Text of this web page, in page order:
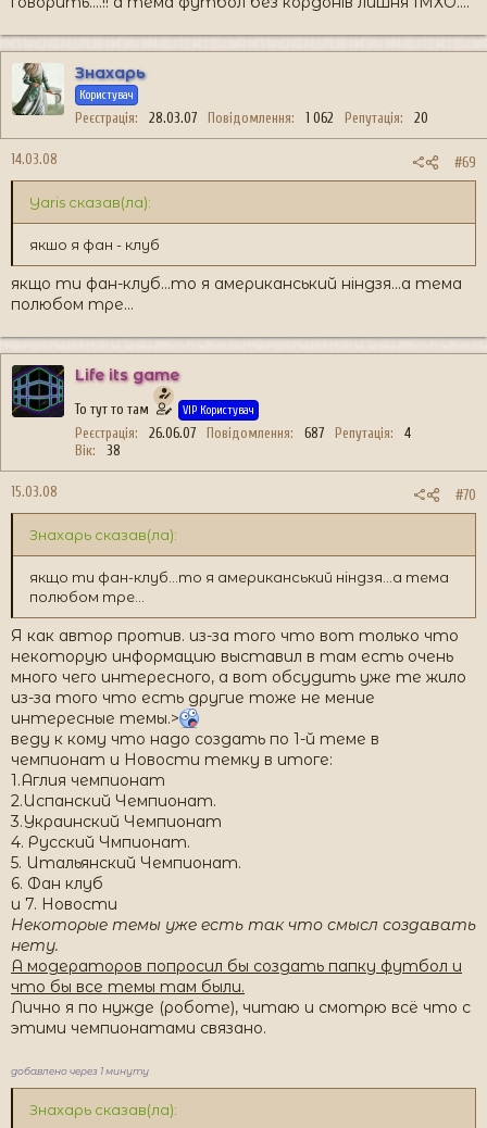
Знахарь
Користувач
Реєстрація 28.03.07 Повідомлення 1 062 Репутація 20
14.03.08 #69
Yaris сказав(ла):
якшо я фан - клуб
якщо ти фан-клуб...то я американський ніндзя...а тема
полюбом тре...
Life its game
То тут то там VIP Користувач
Реєстрація 26.06.07 Повідомлення 687 Репутація
4
Вік
38
15.03.08 #70
Знахарь сказав(ла):
якщо ти фан-клуб...то я американський ніндзя...а тема
полюбом тре...
Я как автор против. из-за того что вот только что
некоторую информацию выставил в там есть очень
много чего интересного, а вот обсудить уже те жило
из-за того что есть другие тоже не мение
интересные темы.>
веду к кому что надо создать по 1-й теме в
чемпионат и Новости темку в итоге:
1.Аглия чемпионат
2.Испанский Чемпионат.
3.Украинский Чемпионат
4. Русский Чмпионат.
5. Итальянский Чемпионат.
6. Фан клуб
и 7. Новости
Некоторые темы уже есть так что смысл создавать
нету.
А модераторов попросил бы создать папку футбол и
что бы все темы там были.
Лично я по нужде (роботе), читаю и смотрю всё что с
этими чемпионатами связано.
добавлено через 1 минуту
Знахарь сказав(ла):